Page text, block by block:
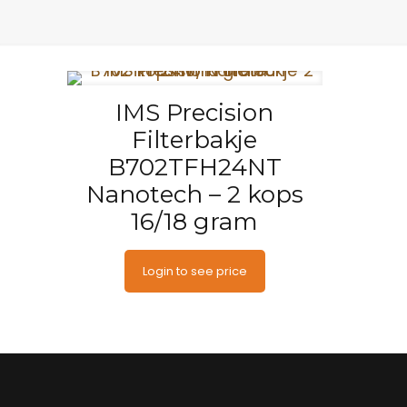
IMS Precision
Filterbakje
B702TFH24NT
Nanotech – 2 kops
16/18 gram
Login to see price